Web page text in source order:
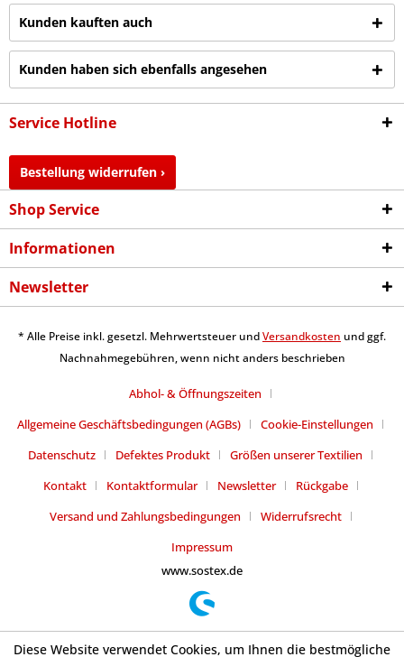
Kunden kauften auch
Kunden haben sich ebenfalls angesehen
Service Hotline
Bestellung widerrufen ›
Shop Service
Informationen
Newsletter
* Alle Preise inkl. gesetzl. Mehrwertsteuer undVersandkosten und ggf.
Nachnahmegebühren, wenn nicht anders beschrieben
Abhol- & Öffnungszeiten
Allgemeine Geschäftsbedingungen (AGBs)
Cookie-Einstellungen
Datenschutz
Defektes Produkt
Größen unserer Textilien
Kontakt
Kontaktformular Newsletter
Rückgabe
Versand und Zahlungsbedingungen
Widerrufsrecht
Impressum
www.sostex.de
Diese Website verwendet Cookies, um Ihnen die bestmögliche